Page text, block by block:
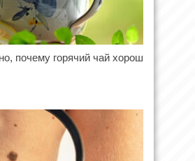
почему горячий чай хорош